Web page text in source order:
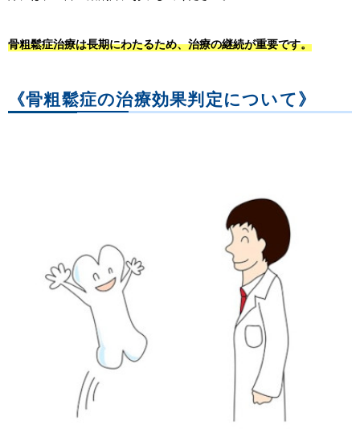
骨粗鬆症治療は長期にわたるため、治療の継続が重要です。
《骨粗鬆症の治療効果判定について》